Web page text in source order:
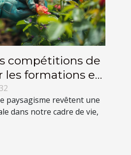
compétitions de
les formations en
et paysagisme
paysagisme revêtent une
dans notre cadre de vie,